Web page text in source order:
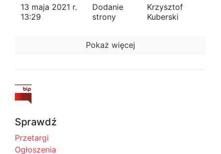
13 maja 2021 r.
13:29
Dodanie
strony
Krzysztof
Kuberski
Pokaż więcej
Sprawdź
Przetargi
Ogłoszenia